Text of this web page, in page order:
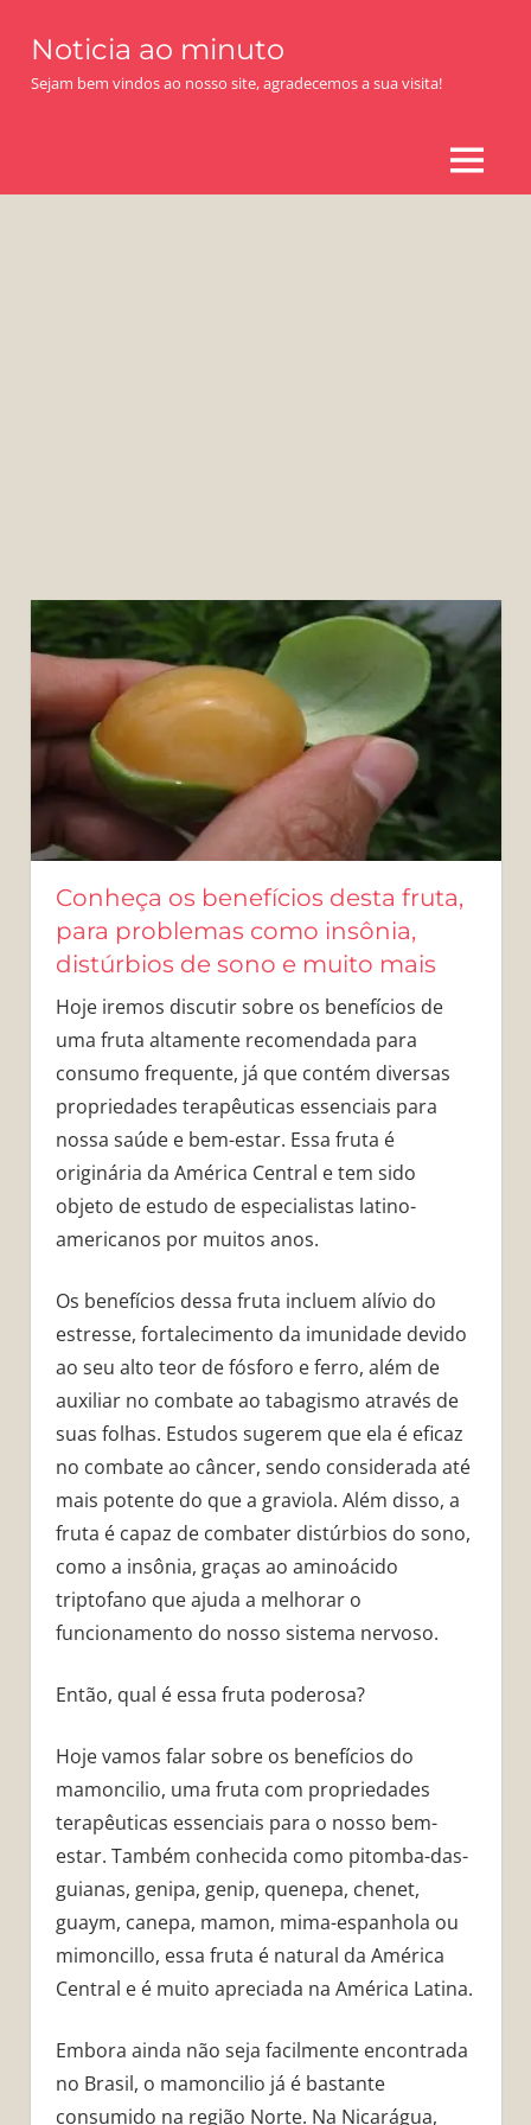
content
Noticia ao minuto
Sejam bem vindos ao nosso site, agradecemos a sua visita!
MENU
Conheça os benefícios desta fruta,
para problemas como insônia,
distúrbios de sono e muito mais
Hoje iremos discutir sobre os benefícios de
uma fruta altamente recomendada para
consumo frequente, já que contém diversas
propriedades terapêuticas essenciais para
nossa saúde e bem-estar. Essa fruta é
originária da América Central e tem sido
objeto de estudo de especialistas latino-
americanos por muitos anos.
Os benefícios dessa fruta incluem alívio do
estresse, fortalecimento da imunidade devido
ao seu alto teor de fósforo e ferro, além de
auxiliar no combate ao tabagismo através de
suas folhas. Estudos sugerem que ela é eficaz
no combate ao câncer, sendo considerada até
mais potente do que a graviola. Além disso, a
fruta é capaz de combater distúrbios do sono,
como a insônia, graças ao aminoácido
triptofano que ajuda a melhorar o
funcionamento do nosso sistema nervoso.
Então, qual é essa fruta poderosa?
Hoje vamos falar sobre os benefícios do
mamoncilio, uma fruta com propriedades
terapêuticas essenciais para o nosso bem-
estar. Também conhecida como pitomba-das-
guianas, genipa, genip, quenepa, chenet,
guaym, canepa, mamon, mima-espanhola ou
mimoncillo, essa fruta é natural da América
Central e é muito apreciada na América Latina.
Embora ainda não seja facilmente encontrada
no Brasil, o mamoncilio já é bastante
consumido na região Norte. Na Nicarágua,